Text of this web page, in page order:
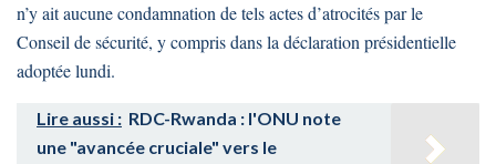
n’y ait aucune condamnation de tels actes d’atrocités par le
Conseil de sécurité, y compris dans la déclaration présidentielle
adoptée lundi.
Lire aussi : RDC-Rwanda : l'ONU note
une "avancée cruciale" vers le